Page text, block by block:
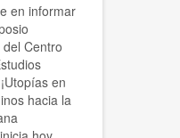
en informar
Centro
en
hacia la